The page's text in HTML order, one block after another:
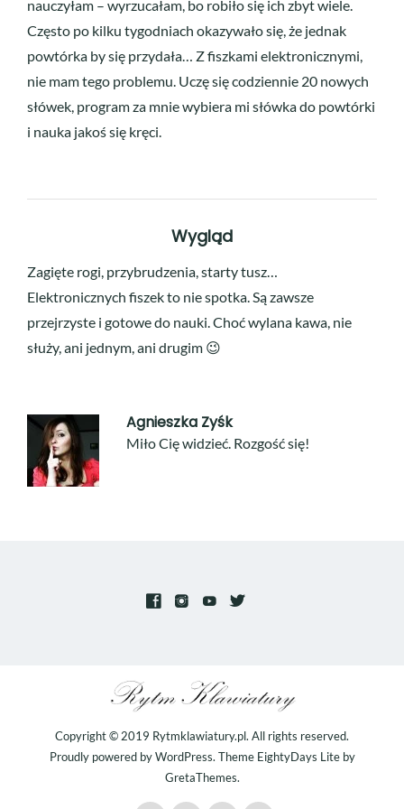
nauczyłam – wyrzucałam, bo robiło się ich zbyt wiele.
Często po kilku tygodniach okazywało się, że jednak
powtórka by się przydała… Z fiszkami elektronicznymi,
nie mam tego problemu. Uczę się codziennie 20 nowych
słówek, program za mnie wybiera mi słówka do powtórki
i nauka jakoś się kręci.
Wygląd
Zagięte rogi, przybrudzenia, starty tusz…
Elektronicznych fiszek to nie spotka. Są zawsze
przejrzyste i gotowe do nauki. Choć wylana kawa, nie
służy, ani jednym, ani drugim 😉
Agnieszka Zyśk
Miło Cię widzieć. Rozgość się!
Copyright © 2019 Rytmklawiatury.pl. All rights reserved.
Proudly powered byWordPress. Theme EightyDays Liteby
GretaThemes.